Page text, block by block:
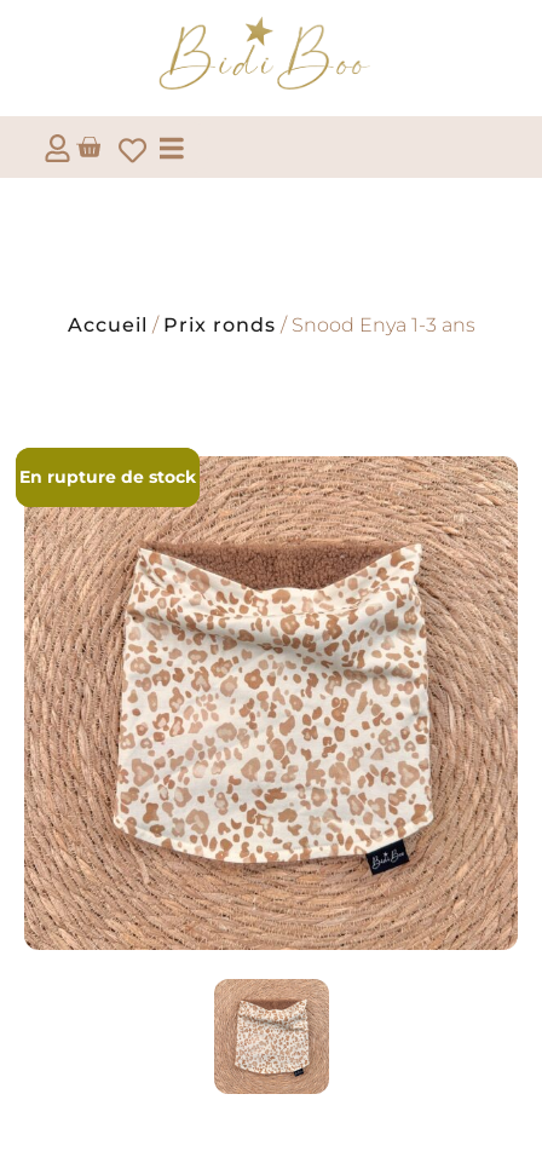
Accueil / Prix ronds / Snood Enya 1-3 ans
En rupture de stock
En rupture de stock